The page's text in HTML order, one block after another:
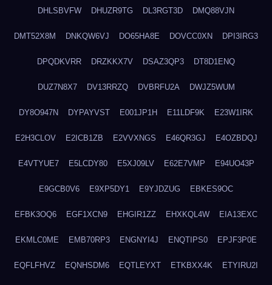
DHLSBVFW DHUZR9TG DL3RGT3D DMQ88VJN
DMT52X8M DNKQW6VJ DO65HA8E DOVCC0XN DPI3IRG3
DPQDKVRR DRZKKX7V DSAZ3QP3 DT8D1ENQ
DUZ7N8X7 DV13RRZQ DVBRFU2A DWJZ5WUM
DY8O947N DYPAYVST E001JP1H E11LDF9K E23W1IRK
E2H3CLOV E2ICB1ZB E2VVXNGS E46QR3GJ E4OZBDQJ
E4VTYUE7 E5LCDY80 E5XJ09LV E62E7VMP E94UO43P
E9GCB0V6 E9XP5DY1 E9YJDZUG EBKES9OC
EFBK3OQ6 EGF1XCN9 EHGIR1ZZ EHXKQL4W EIA13EXC
EKMLC0ME EMB70RP3 ENGNYI4J ENQTIPS0 EPJF3P0E
EQFLFHVZ EQNHSDM6 EQTLEYXT ETKBXX4K ETYIRU2I